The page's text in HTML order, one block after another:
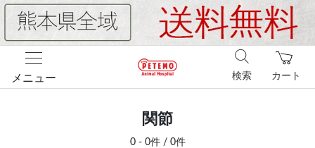
メニュー カート
検索
関節
0 - 0件 / 0件